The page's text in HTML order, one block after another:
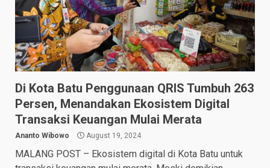
Di Kota Batu Penggunaan QRIS Tumbuh 263
Persen, Menandakan Ekosistem Digital
Transaksi Keuangan Mulai Merata
Ananto Wibowo August 19, 2024
MALANG POST – Ekosistem digital di Kota Batu untuk